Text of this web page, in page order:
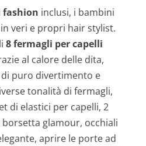
fashion inclusi, i bambini
veri e propri hair stylist.
8 fermagli per capelli
al calore delle dita,
puro divertimento e
tonalità di fermagli,
di elastici per capelli, 2
glamour, occhiali
aprire le porte ad